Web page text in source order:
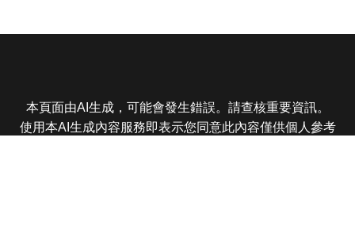
本頁面由AI生成，可能會發生錯誤。請查核重要資訊。
使用本AI生成內容服務即表示您同意此內容僅供個人參考